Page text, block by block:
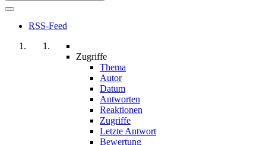
RSS-Feed
Zugriffe
Thema
Autor
Datum
Antworten
Reaktionen
Zugriffe
Letzte Antwort
Bewertung